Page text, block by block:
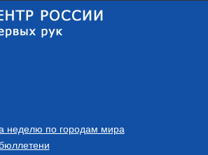
неделю по городам мира